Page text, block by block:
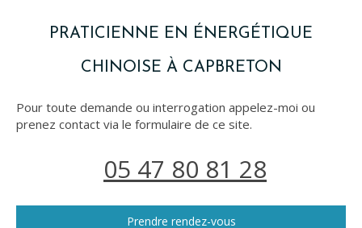
PRATICIENNE EN ÉNERGÉTIQUE
CHINOISE À CAPBRETON
Pour toute demande ou interrogation appelez-moi ou
prenez contact via le formulaire de ce site.
05 47 80 81 28
Prendre rendez-vous